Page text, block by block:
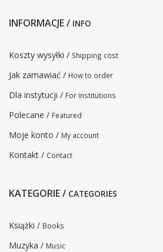
INFORMACJE / INFO
Koszty wysyłki / Shipping cost
Jak zamawiać / How to order
Dla instytucji / For institutions
Polecane / Featured
Moje konto / My account
Kontakt / Contact
KATEGORIE / CATEGORIES
Książki / Books
Muzyka / Music